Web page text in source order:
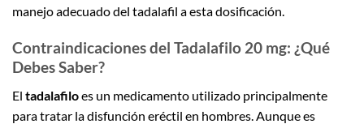
manejo adecuado del tadalafil a esta dosificación.
Contraindicaciones del Tadalafilo 20 mg: ¿Qué
Debes Saber?
El tadalafiloes un medicamento utilizado principalmente
para tratar la disfunción eréctil en hombres. Aunque es